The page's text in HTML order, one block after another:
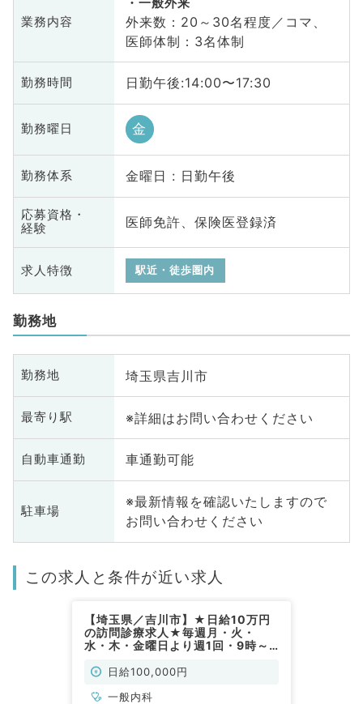
業務内容
外来数：20～30名程度／コマ、
医師体制：3名体制
勤務時間 日勤午後:14:00〜17:30
勤務曜日 金
勤務体系 金曜日 : 日勤午後
応募資格・
経験
医師免許、保険医登録済
求人特徴 駅近・徒歩圏内
勤務地
勤務地 埼玉県吉川市
最寄り駅 ※詳細はお問い合わせください
自動車通勤 車通勤可能
駐車場
※最新情報を確認いたしますので
お問い合わせください
この求人と条件が近い求人
【埼玉県／吉川市】★日給10万円
の訪問診療求人★毎週月・火・
水・木・金曜日より週1回・9時～
クです！（一般内科／非常勤）
日給100,000円
一般内科